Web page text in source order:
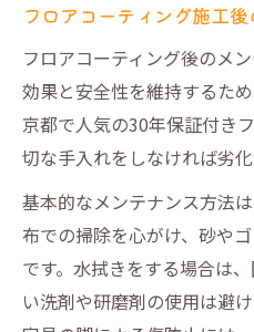
フロアコーティング施工
フロアコーティング後のメ
効果と安全性を維持するた
京都で人気の30年保証付き
切な手入れをしなければ劣
基本的なメンテナンス方法
布での掃除を心がけ、砂や
です。水拭きをする場合は
い洗剤や研磨剤の使用は避